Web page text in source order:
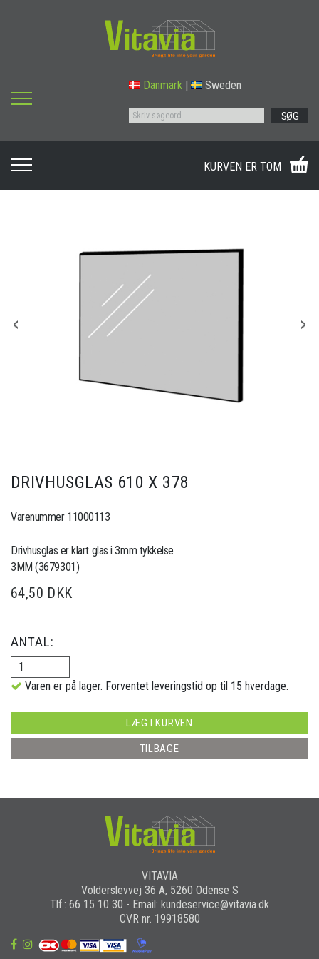
Danmark Sweden
SØG
KURVEN ER TOM
DRIVHUSGLAS 610 X 378
Varenummer 11000113
Drivhusglas er klart glas i 3mm tykkelse
3MM (3679301)
64,50 DKK
ANTAL:
Varen er på lager. Forventet leveringstid op til 15 hverdage.
LÆG I KURVEN
TILBAGE
VITAVIA
Volderslevvej 36 A, 5260 Odense S
Tlf.: 66 15 10 30 - Email: kundeservice@vitavia.dk
CVR nr. 19918580